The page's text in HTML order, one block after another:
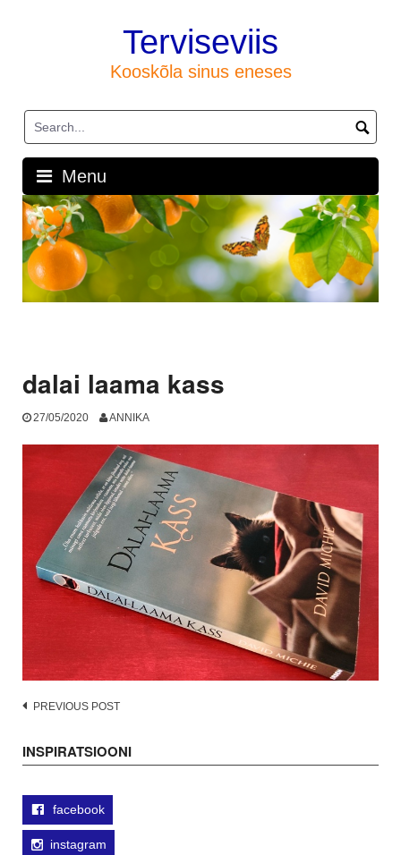
Terviseviis
Kooskõla sinus eneses
Menu
dalai laama kass
27/05/2020 ANNIKA
Post
PREVIOUS POST
INSPIRATSIOONI
facebook
instagram